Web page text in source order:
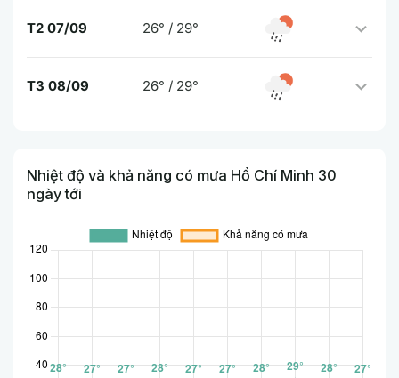
T2 07/09 26° / 29°
T3 08/09 26° / 29°
Nhiệt độ và khả năng có mưa Hồ Chí Minh 30
ngày tới